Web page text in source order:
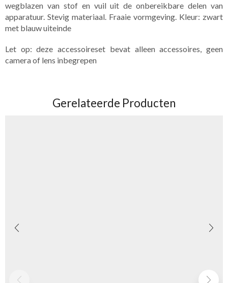
wegblazen van stof en vuil uit de onbereikbare delen van
apparatuur. Stevig materiaal. Fraaie vormgeving. Kleur: zwart
met blauw uiteinde
Let op: deze accessoireset bevat alleen accessoires, geen
camera of lens inbegrepen
Gerelateerde Producten